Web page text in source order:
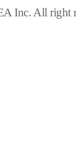
Inc. All right